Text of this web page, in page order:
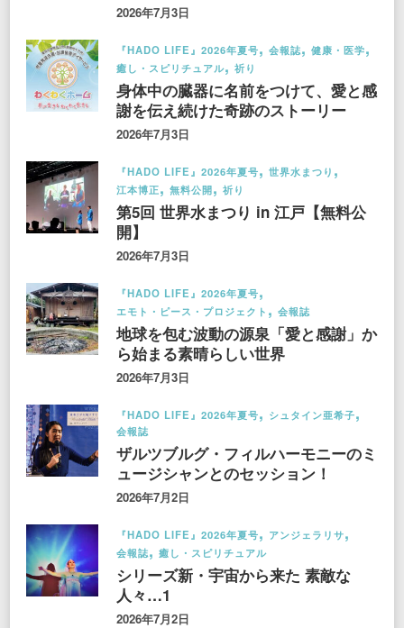
2026年7月3日
『HADO LIFE』2026年夏号 会報誌
健康・医学
癒し・スピリチュアル
祈り
身体中の臓器に名前をつけて、愛と感
謝を伝え続けた奇跡のストーリー
2026年7月3日
『HADO LIFE』2026年夏号
世界水まつり
江本博正
無料公開 祈り
第5回 世界水まつり in 江戸【無料公
開】
2026年7月3日
『HADO LIFE』2026年夏号
エモト・ピース・プロジェクト
会報誌
地球を包む波動の源泉「愛と感謝」か
ら始まる素晴らしい世界
2026年7月3日
『HADO LIFE』2026年夏号
シュタイン亜希子
会報誌
ザルツブルグ・フィルハーモニーのミ
ュージシャンとのセッション！
2026年7月2日
『HADO LIFE』2026年夏号
アンジェラリサ
会報誌
癒し・スピリチュアル
シリーズ新・宇宙から来た 素敵な
人々…1
2026年7月2日